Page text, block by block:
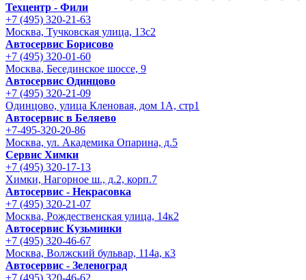
Техцентр - Фили
+7 (495) 320-21-63
Москва, Тучковская улица, 13с2
Автосервис Борисово
+7 (495) 320-01-60
Москва, Бесединское шоссе, 9
Автосервис Одинцово
+7 (495) 320-21-09
Одинцово, улица Кленовая, дом 1А, стр1
Автосервис в Беляево
+7-495-320-20-86
Москва, ул. Академика Опарина, д.5
Сервис Химки
+7 (495) 320-17-13
Химки, Нагорное ш., д.2, корп.7
Автосервис - Некрасовка
+7 (495) 320-21-07
Москва, Рождественская улица, 14к2
Автосервис Кузьминки
+7 (495) 320-46-67
Москва, Волжский бульвар, 114а, к3
Автосервис - Зеленоград
+7 (495) 320-46-62